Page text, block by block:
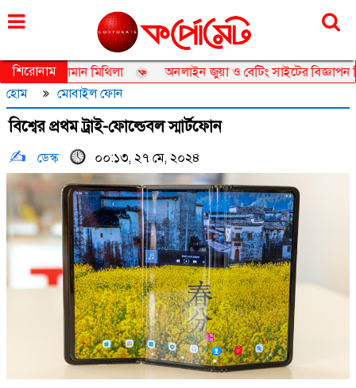
সোমবার, ১০ আগস্ট ২০২৬, ২৬ শ্রাবণ ১৪৩৩
শিরোনামজামান মিথিলা
অনলাইন জুয়া ও বেটিং সাইটের বিজ্ঞাপন
হোম
মোবাইল ফোন
বিশ্বের প্রথম ট্রাই-ফোল্ডেবল স্মার্টফোন
ডেস্ক ০০:১৩, ২৭ মে, ২০২৪